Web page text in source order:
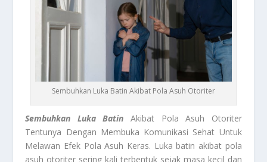
Sembuhkan Luka Batin Akibat Pola Asuh Otoriter
Sembuhkan Luka Batin Akibat Pola Asuh Otoriter
Tentunya Dengan Membuka Komunikasi Sehat Untuk
Melawan Efek Pola Asuh Keras. Luka batin akibat pola
asuh otoriter sering kali terbentuk sejak masa kecil dan